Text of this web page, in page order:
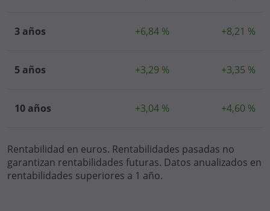
3 años +6,84 % +8,21 %
5 años +3,29 % +3,35 %
10 años +3,04 % +4,60 %
Rentabilidad en euros. Rentabilidades pasadas no
garantizan rentabilidades futuras. Datos anualizados en
rentabilidades superiores a 1 año.